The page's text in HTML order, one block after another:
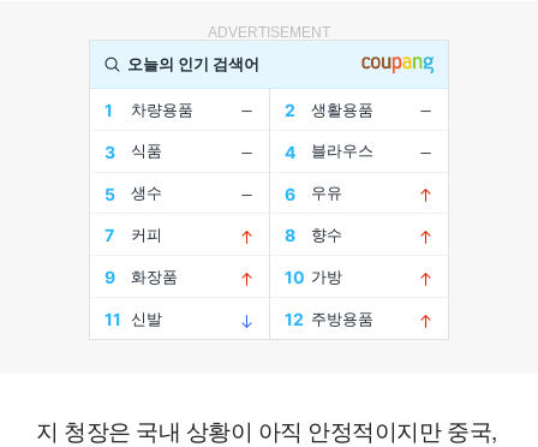
ADVERTISEMENT
지 청장은 국내 상황이 아직 안정적이지만 중국,